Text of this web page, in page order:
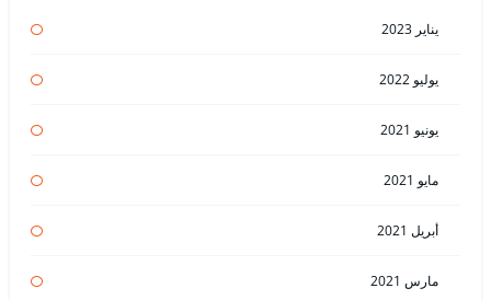
يناير 2023
يوليو 2022
يونيو 2021
مايو 2021
أبريل 2021
مارس 2021